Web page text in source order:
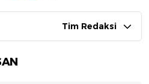
Tim Redaksi